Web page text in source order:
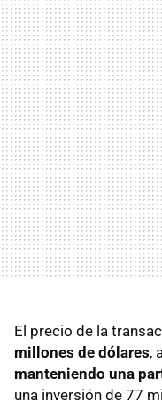
El precio de la
millones de dólares,
manteniendo una
una inversión de 77